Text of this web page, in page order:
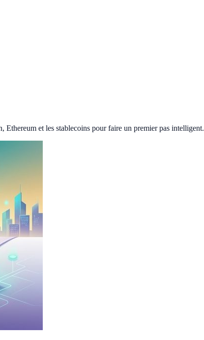
Ethereum et les stablecoins pour faire un premier pas intelligent.